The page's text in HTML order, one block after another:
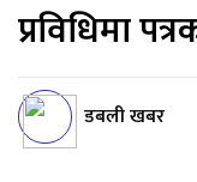
प्रविधिमा
डबली खबर